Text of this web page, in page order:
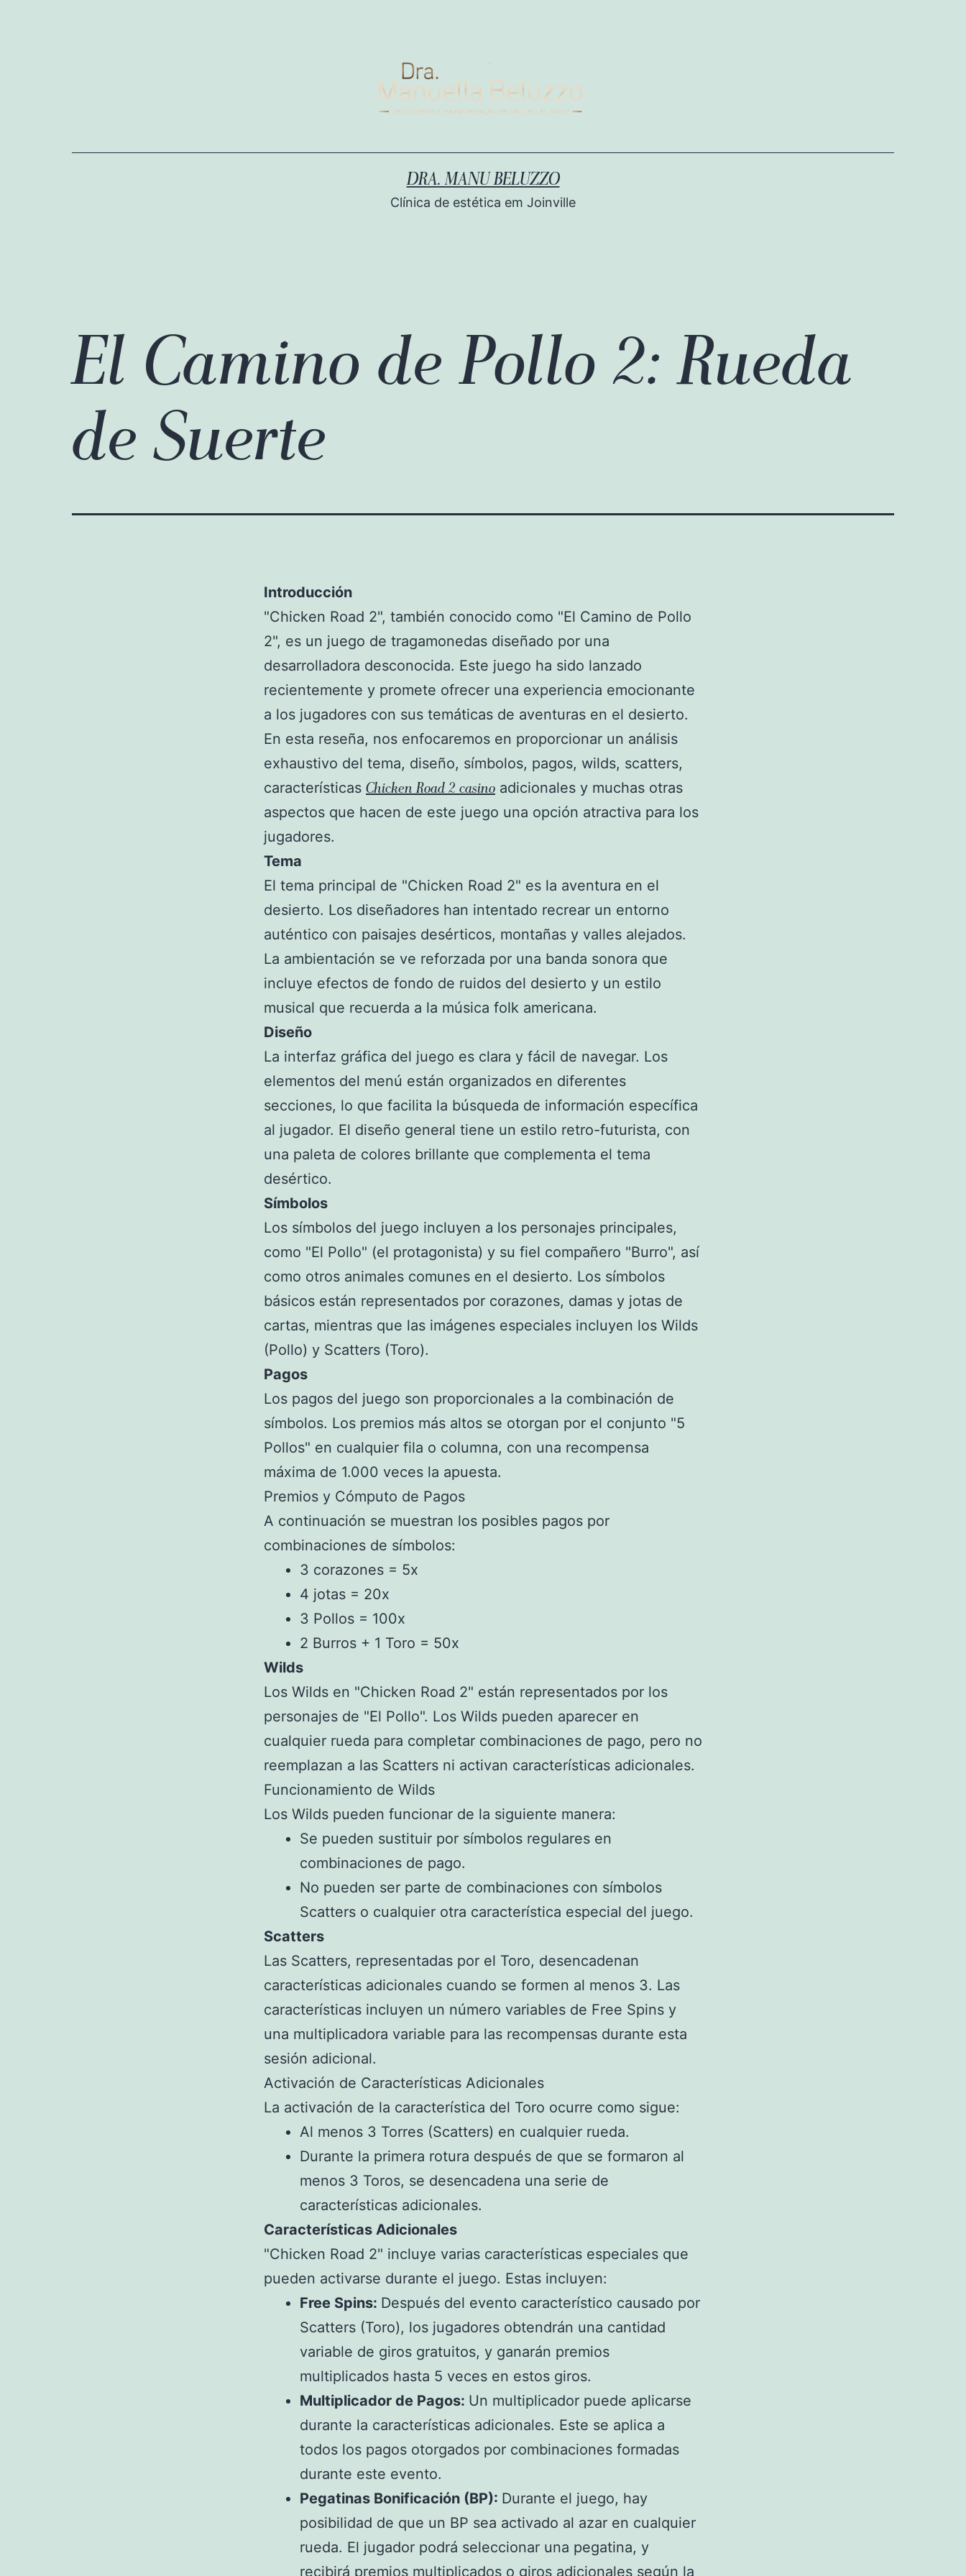
DRA. MANU BELUZZO
Clínica de estética em Joinville
El Camino de Pollo 2: Rueda
de Suerte
Introducción
"Chicken Road 2", también conocido como "El Camino de Pollo
2", es un juego de tragamonedas diseñado por una
desarrolladora desconocida. Este juego ha sido lanzado
recientemente y promete ofrecer una experiencia emocionante
a los jugadores con sus temáticas de aventuras en el desierto.
En esta reseña, nos enfocaremos en proporcionar un análisis
exhaustivo del tema, diseño, símbolos, pagos, wilds, scatters,
características Chicken Road 2 casino adicionales y muchas otras
aspectos que hacen de este juego una opción atractiva para los
jugadores.
Tema
El tema principal de "Chicken Road 2" es la aventura en el
desierto. Los diseñadores han intentado recrear un entorno
auténtico con paisajes desérticos, montañas y valles alejados.
La ambientación se ve reforzada por una banda sonora que
incluye efectos de fondo de ruidos del desierto y un estilo
musical que recuerda a la música folk americana.
Diseño
La interfaz gráfica del juego es clara y fácil de navegar. Los
elementos del menú están organizados en diferentes
secciones, lo que facilita la búsqueda de información específica
al jugador. El diseño general tiene un estilo retro-futurista, con
una paleta de colores brillante que complementa el tema
desértico.
Símbolos
Los símbolos del juego incluyen a los personajes principales,
como "El Pollo" (el protagonista) y su fiel compañero "Burro", así
como otros animales comunes en el desierto. Los símbolos
básicos están representados por corazones, damas y jotas de
cartas, mientras que las imágenes especiales incluyen los Wilds
(Pollo) y Scatters (Toro).
Pagos
Los pagos del juego son proporcionales a la combinación de
símbolos. Los premios más altos se otorgan por el conjunto "5
Pollos" en cualquier fila o columna, con una recompensa
máxima de 1.000 veces la apuesta.
Premios y Cómputo de Pagos
A continuación se muestran los posibles pagos por
combinaciones de símbolos:
3 corazones = 5x
4 jotas = 20x
3 Pollos = 100x
2 Burros + 1 Toro = 50x
Wilds
Los Wilds en "Chicken Road 2" están representados por los
personajes de "El Pollo". Los Wilds pueden aparecer en
cualquier rueda para completar combinaciones de pago, pero no
reemplazan a las Scatters ni activan características adicionales.
Funcionamiento de Wilds
Los Wilds pueden funcionar de la siguiente manera:
Se pueden sustituir por símbolos regulares en
combinaciones de pago.
No pueden ser parte de combinaciones con símbolos
Scatters o cualquier otra característica especial del juego.
Scatters
Las Scatters, representadas por el Toro, desencadenan
características adicionales cuando se formen al menos 3. Las
características incluyen un número variables de Free Spins y
una multiplicadora variable para las recompensas durante esta
sesión adicional.
Activación de Características Adicionales
La activación de la característica del Toro ocurre como sigue:
Al menos 3 Torres (Scatters) en cualquier rueda.
Durante la primera rotura después de que se formaron al
menos 3 Toros, se desencadena una serie de
características adicionales.
Características Adicionales
"Chicken Road 2" incluye varias características especiales que
pueden activarse durante el juego. Estas incluyen:
Free Spins: Después del evento característico causado por
Scatters (Toro), los jugadores obtendrán una cantidad
variable de giros gratuitos, y ganarán premios
multiplicados hasta 5 veces en estos giros.
Multiplicador de Pagos: Un multiplicador puede aplicarse
durante la características adicionales. Este se aplica a
todos los pagos otorgados por combinaciones formadas
durante este evento.
Pegatinas Bonificación (BP): Durante el juego, hay
posibilidad de que un BP sea activado al azar en cualquier
rueda. El jugador podrá seleccionar una pegatina, y
recibirá premios multiplicados o giros adicionales según la